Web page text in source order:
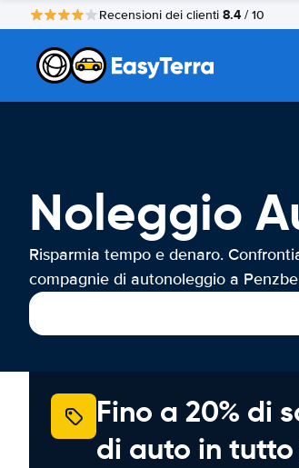
Recensioni dei clienti 8.4 / 10
Noleggio
Risparmia tempo e denaro.
compagnie di autonoleggio a
Fino a 20% di
di auto in